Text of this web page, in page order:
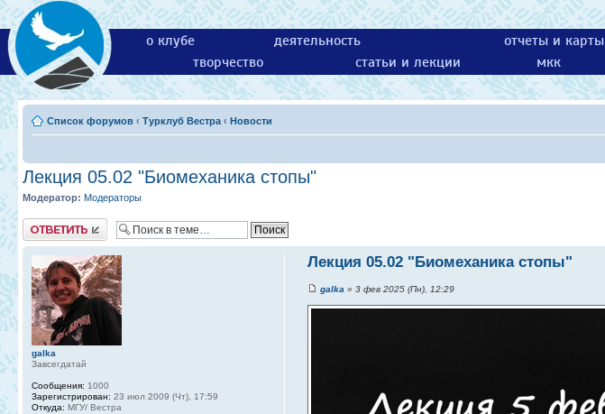
о клубе деятельность отчеты и карты
творчество
статьи и лекции мкк
Список форумов ‹ Турклуб Вестра ‹ Новости
Лекция 05.02 "Биомеханика стопы"
Модератор: Модераторы
Ответить
Лекция 05.02 "Биомеханика стопы"
galka» 3 фев 2025 (Пн), 12:29
galka
Завсегдатай
Сообщения: 1000
Зарегистрирован: 23 июл 2009 (Чт), 17:59
Откуда: МГУ/ Вестра